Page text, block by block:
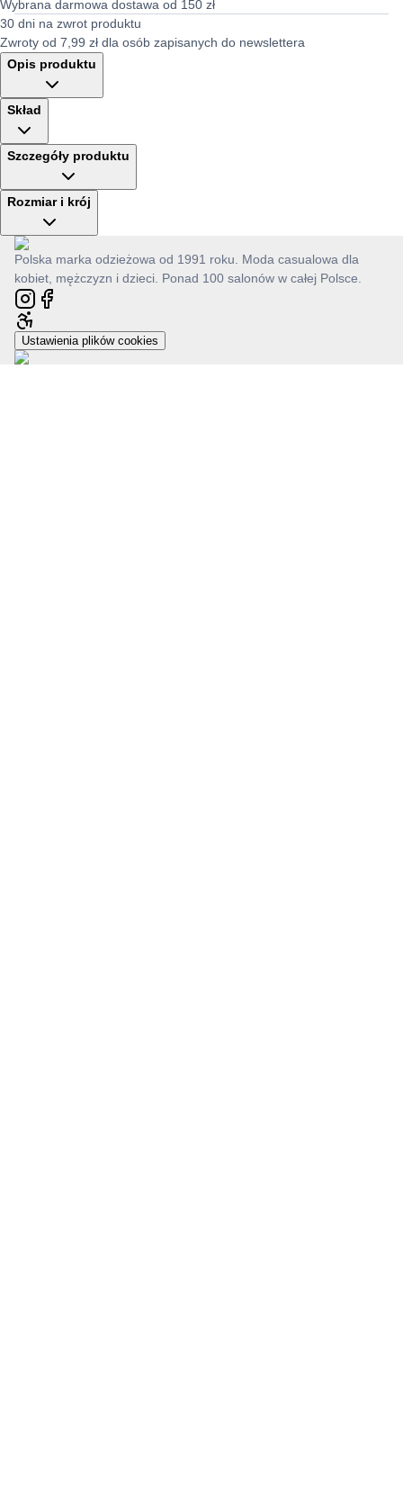
Wybrana darmowa dostawa od 150 zł
30 dni na zwrot produktu
Zwroty od 7,99 zł dla osób zapisanych do newslettera
Opis produktu
Skład
Szczegóły produktu
Rozmiar i krój
Polska marka odzieżowa od 1991 roku. Moda casualowa dla
kobiet, mężczyzn i dzieci. Ponad 100 salonów w całej Polsce.
Ustawienia plików cookies